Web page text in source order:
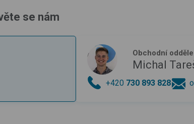
se nám
Obchodní
Michal
+420 730 893 828